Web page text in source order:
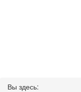
Вы здесь: